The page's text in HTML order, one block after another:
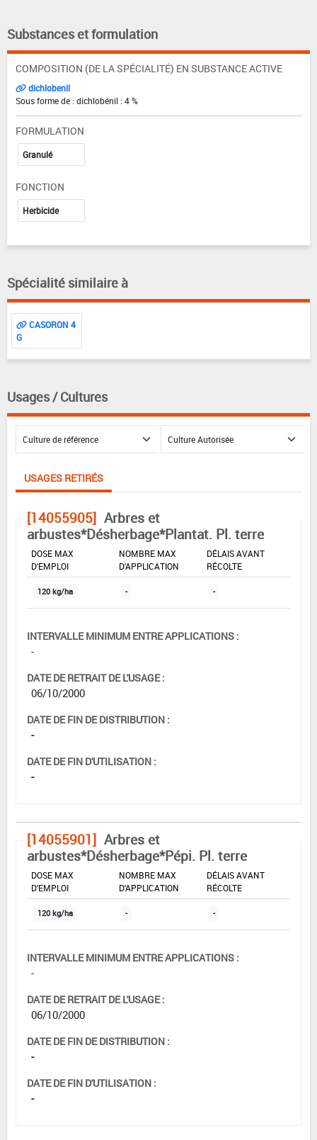
Substances et formulation
COMPOSITION (DE LA SPÉCIALITÉ) EN SUBSTANCE ACTIVE
dichlobenil
Sous forme de : dichlobénil : 4 %
FORMULATION
Granulé
FONCTION
Herbicide
Spécialité similaire à
CASORON 4
G
Usages / Cultures
USAGES RETIRÉS
[14055905] Arbres et
arbustes*Désherbage*Plantat. Pl. terre
DOSE MAX
D'EMPLOI
NOMBRE MAX
D'APPLICATION
DÉLAIS AVANT
RÉCOLTE
120 kg/ha - -
INTERVALLE MINIMUM ENTRE APPLICATIONS :
-
DATE DE RETRAIT DE L'USAGE :
06/10/2000
DATE DE FIN DE DISTRIBUTION :
-
DATE DE FIN D'UTILISATION :
-
[14055901] Arbres et
arbustes*Désherbage*Pépi. Pl. terre
DOSE MAX
D'EMPLOI
NOMBRE MAX
D'APPLICATION
DÉLAIS AVANT
RÉCOLTE
120 kg/ha - -
INTERVALLE MINIMUM ENTRE APPLICATIONS :
-
DATE DE RETRAIT DE L'USAGE :
06/10/2000
DATE DE FIN DE DISTRIBUTION :
-
DATE DE FIN D'UTILISATION :
-